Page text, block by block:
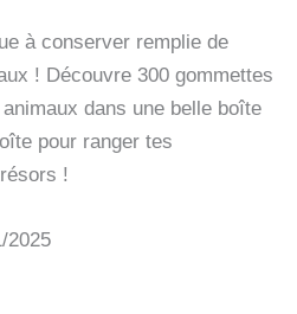
à conserver remplie de
! Découvre 300 gommettes
dans une belle boîte
pour ranger tes
!
2025